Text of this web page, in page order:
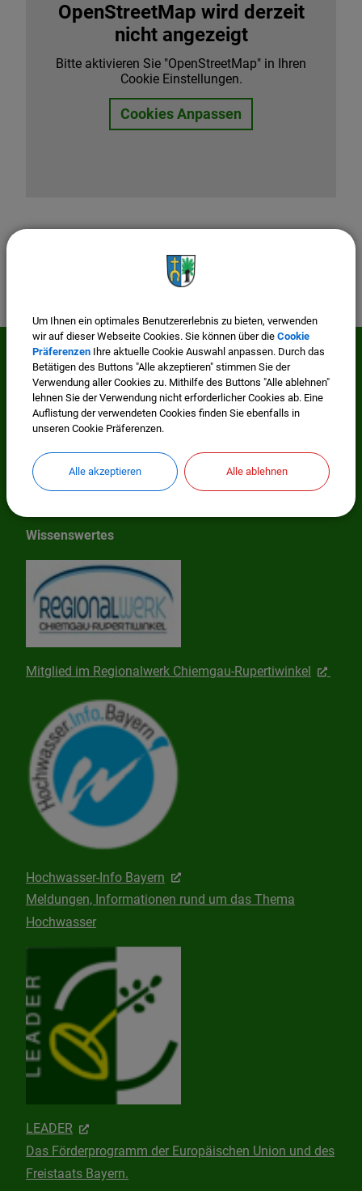
OpenStreetMap wird derzeit
nicht angezeigt
Bitte aktivieren Sie "OpenStreetMap" in Ihren
Cookie Einstellungen.
Cookies Anpassen
Mehr entdecken
Impressum
Cookie Einstellungen
Wissenswertes
Mitglied im Regionalwerk Chiemgau-Rupertiwinkel
Hochwasser-Info Bayern
Meldungen, Informationen rund um das Thema
Hochwasser
LEADER
Das Förderprogramm der Europäischen Union und des
Freistaats Bayern.
Um Ihnen ein optimales Benutzererlebnis zu bieten, verwenden
wir auf dieser Webseite Cookies. Sie können über die Cookie
Präferenzen Ihre aktuelle Cookie Auswahl anpassen. Durch das
Betätigen des Buttons "Alle akzeptieren" stimmen Sie der
Verwendung aller Cookies zu. Mithilfe des Buttons "Alle ablehnen"
lehnen Sie der Verwendung nicht erforderlicher Cookies ab. Eine
Auflistung der verwendeten Cookies finden Sie ebenfalls in
unseren Cookie Präferenzen.
Alle akzeptieren Alle ablehnen